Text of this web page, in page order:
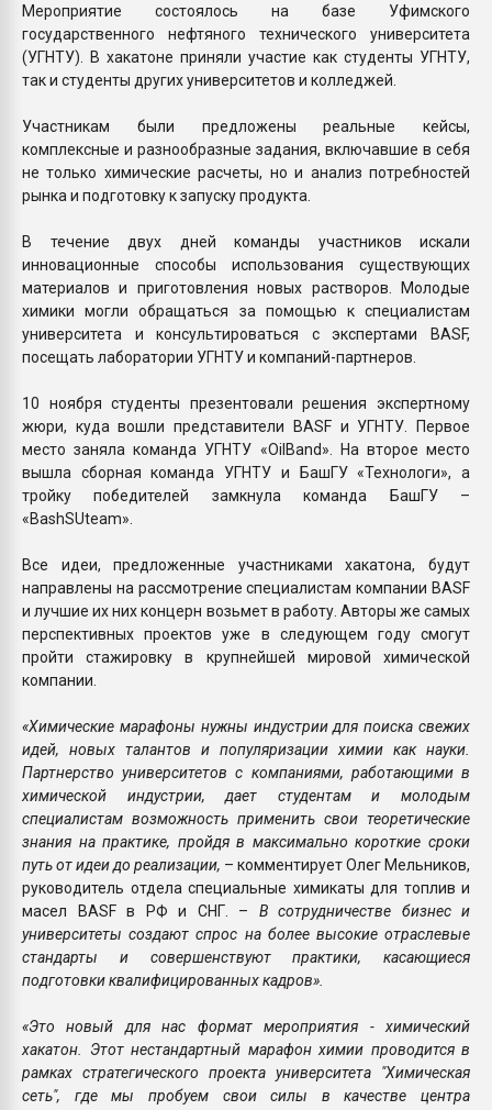
Мероприятие состоялось на базе Уфимского
государственного нефтяного технического университета
(УГНТУ). В хакатоне приняли участие как студенты УГНТУ,
так и студенты других университетов и колледжей.
Участникам были предложены реальные кейсы,
комплексные и разнообразные задания, включавшие в себя
не только химические расчеты, но и анализ потребностей
рынка и подготовку к запуску продукта.
В течение двух дней команды участников искали
инновационные способы использования существующих
материалов и приготовления новых растворов. Молодые
химики могли обращаться за помощью к специалистам
университета и консультироваться с экспертами BASF,
посещать лаборатории УГНТУ и компаний-партнеров.
10 ноября студенты презентовали решения экспертному
жюри, куда вошли представители BASF и УГНТУ. Первое
место заняла команда УГНТУ «OilBand». На второе место
вышла сборная команда УГНТУ и БашГУ «Технологи», а
тройку победителей замкнула команда БашГУ –
«BashSUteam».
Все идеи, предложенные участниками хакатона, будут
направлены на рассмотрение специалистам компании BASF
и лучшие их них концерн возьмет в работу. Авторы же самых
перспективных проектов уже в следующем году смогут
пройти стажировку в крупнейшей мировой химической
компании.
«Химические марафоны нужны индустрии для поиска свежих
идей, новых талантов и популяризации химии как науки.
Партнерство университетов с компаниями, работающими в
химической индустрии, дает студентам и молодым
специалистам возможность применить свои теоретические
знания на практике, пройдя в максимально короткие сроки
путь от идеи до реализации, – комментирует Олег Мельников,
руководитель отдела специальные химикаты для топлив и
масел BASF в РФ и СНГ. – В сотрудничестве бизнес и
университеты создают спрос на более высокие отраслевые
стандарты и совершенствуют практики, касающиеся
подготовки квалифицированных кадров».
«Это новый для нас формат мероприятия - химический
хакатон. Этот нестандартный марафон химии проводится в
рамках стратегического проекта университета "Химическая
сеть", где мы пробуем свои силы в качестве центра